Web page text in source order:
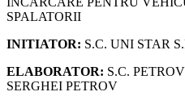
SPALATORII
INITIATOR: S.C. UNI STAR
ELABORATOR: S.C.
SERGHEI PETROV